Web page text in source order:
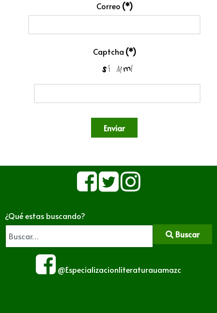
Correo (*)
Captcha (*)
Enviar
¿Qué estas buscando?
Buscar
@Especializacionliteraturauamazc